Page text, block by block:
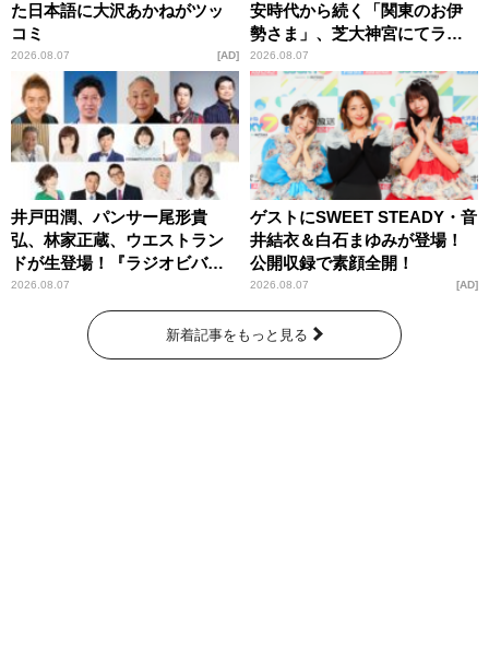
た日本語に大沢あかねがツッ
コミ
2026.08.07 AD
安時代から続く「関東のお伊
勢さま」、芝大神宮にてラン
パンプスが合格祈願！
2026.08.07
井戸田潤、パンサー尾形貴
弘、林家正蔵、ウエストラン
ドが生登場！『ラジオビバリ
ー昼ズ』
2026.08.07
ゲストにSWEET STEADY・音
井結衣＆白石まゆみが登場！
公開収録で素顔全開！
2026.08.07 AD
新着記事をもっと見る